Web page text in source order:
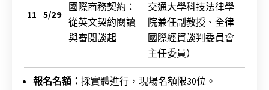
11 5/29
國際商務契約：
從英文契約閱讀
與審閱談起
交通大學科技法律學
院兼任副教授、全律
國際經貿談判委員會
主任委員）
報名名額： 採實體進行，現場名額限30位。